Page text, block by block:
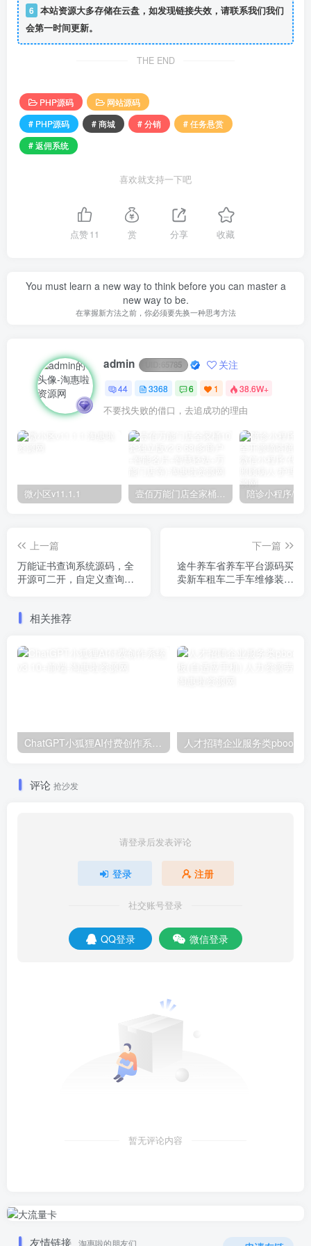
6 本站资源大多存储在云盘，如发现链接失效，请联系我们我们
会第一时间更新。
THE END
PHP源码
网站源码
# PHP源码
# 商城 # 分销
# 任务悬赏
# 返佣系统
喜欢就支持一下吧
点赞11 赏 分享 收藏
You must learn a new way to think before you can master a
new way to be.
在掌握新方法之前，你必须要先换一种思考方法
admin 65785 关注
44 3368 6 1 38.6W+
不要找失败的借口，去追成功的理由
微小区v11.1.1 壹佰万能门店全家桶10套独立版v2.6.68(​多商户+智能名片+智慧轻站+万能门店等)
上一篇
万能证书查询系统源码，全
开源可二开，自定义查询条
下一篇
途牛养车省养车平台源码买
卖新车租车二手车维修装共
相关推荐
评论 抢沙发
请登录后发表评论
登录 注册
社交账号登录
QQ登录 微信登录
暂无评论内容
友情链接 淘惠啦的朋友们